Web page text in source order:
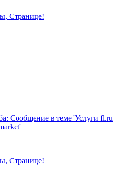
Странице!
Сообщение в теме 'Услуги fl.ru
Странице!